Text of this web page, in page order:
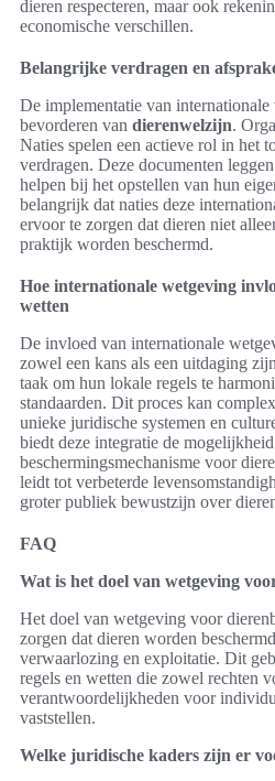
dieren respecteren, maar ook
economische verschillen.
Belangrijke verdragen en
De implementatie van
bevorderen van dierenwelzijn.
Naties spelen een actieve rol in het
verdragen. Deze documenten
helpen bij het opstellen van hun
belangrijk dat naties deze
ervoor te zorgen dat dieren niet
praktijk worden beschermd.
Hoe internationale wetgeving
wetten
De invloed van internationale
zowel een kans als een uitdaging
taak om hun lokale regels te
standaarden. Dit proces kan
unieke juridische systemen en
biedt deze integratie de
beschermingsmechanisme voor
leidt tot verbeterde
groter publiek bewustzijn over
FAQ
Wat is het doel van wetgeving
Het doel van wetgeving voor
zorgen dat dieren worden
verwaarlozing en exploitatie. Dit
regels en wetten die zowel rechten
verantwoordelijkheden voor
vaststellen.
Welke juridische kaders zijn er